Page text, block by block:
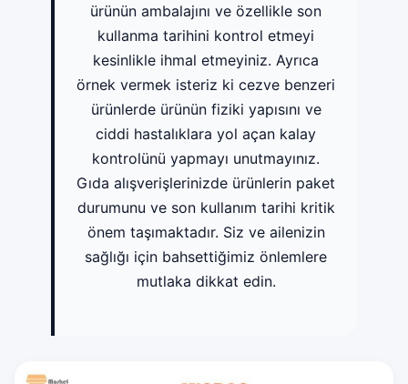
ürünün ambalajını ve özellikle son
kullanma tarihini kontrol etmeyi
kesinlikle ihmal etmeyiniz. Ayrıca
örnek vermek isteriz ki cezve benzeri
ürünlerde ürünün fiziki yapısını ve
ciddi hastalıklara yol açan kalay
kontrolünü yapmayı unutmayınız.
Gıda alışverişlerinizde ürünlerin paket
durumunu ve son kullanım tarihi kritik
önem taşımaktadır. Siz ve ailenizin
sağlığı için bahsettiğimiz önlemlere
mutlaka dikkat edin.